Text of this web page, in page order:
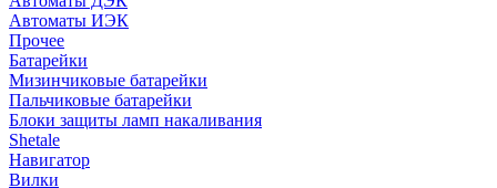
Автоматы ИЭК
Прочее
Батарейки
Мизинчиковые батарейки
Пальчиковые батарейки
Блоки защиты ламп накаливания
Shetale
Навигатор
Вилки